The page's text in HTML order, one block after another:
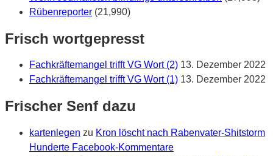
Rübenreporter (21,990)
Frisch wortgepresst
Fachkräftemangel trifft VG Wort (2) 13. Dezember 2022
Fachkräftemangel trifft VG Wort (1) 13. Dezember 2022
Frischer Senf dazu
kartenlegen zu Kron löscht nach Rabenvater-Shitstorm
Hunderte Facebook-Kommentare